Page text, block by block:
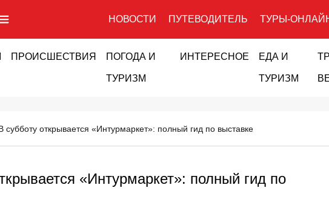
НОВОСТИ ПУТЕВОДИТЕЛЬ ТУРЫ-
ПРОИСШЕСТВИЯ ПОГОДА И
ТУРИЗМ
ИНТЕРЕСНОЕ ЕДА И
ТУРИЗМ
субботу открывается «Интурмаркет»: полный гид по выставке
«Интурмаркет»: полный гид по